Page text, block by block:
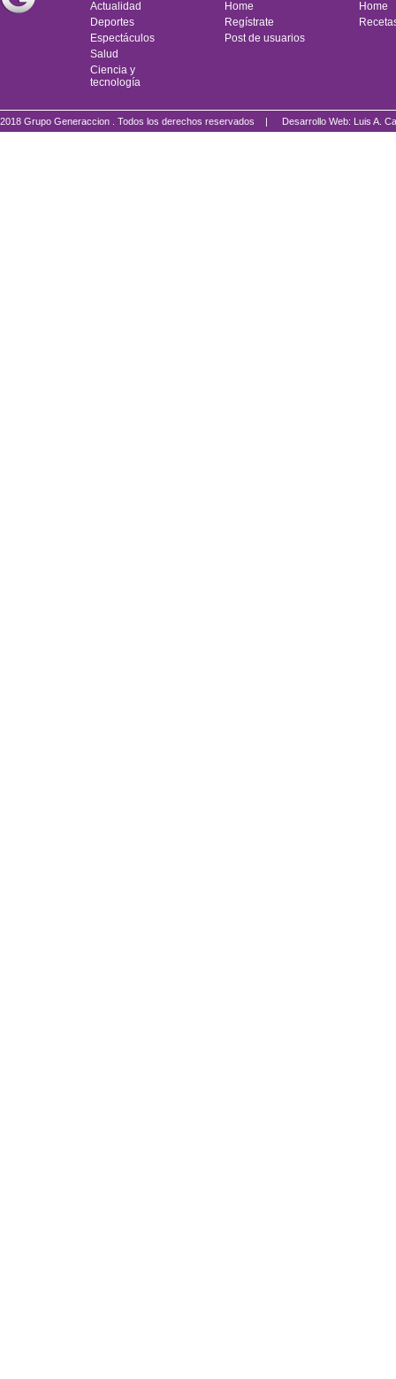
Actualidad
Deportes
Espectáculos
Salud
Ciencia y
tecnología
Home
Regístrate
Post de usuarios
Home
2018 Grupo Generaccion . Todos los derechos reservados | Desarrollo Web: Luis